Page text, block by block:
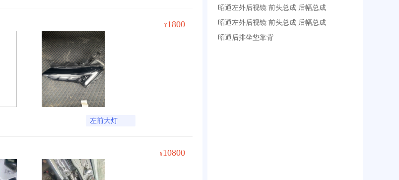
¥1800
左前大灯
¥10800
昭通左外后视镜 前头总成 后幅总成
昭通左外后视镜 前头总成 后幅总成
昭通后排坐垫靠背